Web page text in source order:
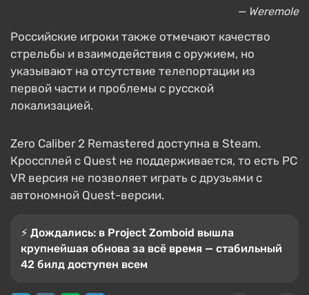
— Weremole
Российские игроки также отмечают качество
стрельбы и взаимодействия с оружием, но
указывают на отсутствие телепортации из
первой части и проблемы с русской
локализацией.
Zero Caliber 2 Remastered доступна в Steam.
Кроссплей с Quest не поддерживается, то есть PC
VR версия не позволяет играть с друзьями с
автономной Quest-версии.
⚡️ Дождались: в Project Zomboid вышла
крупнейшая обнова за всё время — стабильный
42 билд доступен всем